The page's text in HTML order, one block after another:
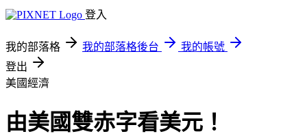
登入
我的部落格 我的部落格後台
我的帳號
登出
美國經濟
由美國雙赤字看美元！